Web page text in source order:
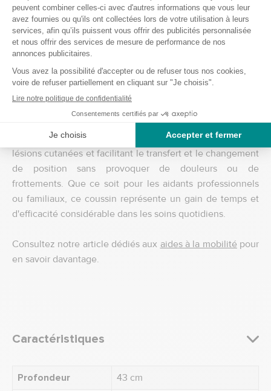
Caractéristiques
Profondeur
43 cm
Matériau : Polyuréthane respirant et imperméable
Coloris : Gris
Entretien : Déhoussable et désinfectable, facile à
nettoyer pour une utilisation durable.
L'aide à la rotation patient PositPro est spécialement
conçue pour améliorer le confort et la sécurité des soins
aux patients. Elle est particulièrement adaptée pour les
personnes alitées à long terme, aidant à prévenir les
lésions cutanées et facilitant le transfert et le changement
de position sans provoquer de douleurs ou de
frottements. Que ce soit pour les aidants professionnels
ou familiaux, ce coussin représente un gain de temps et
d'efficacité considérable dans les soins quotidiens.
Consultez notre article dédiés aux aides à la mobilité pour
en savoir davantage.